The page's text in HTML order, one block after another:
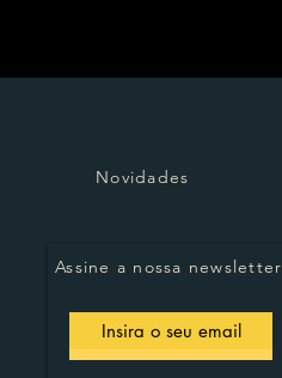
Novidades
Assine a nossa newsletter